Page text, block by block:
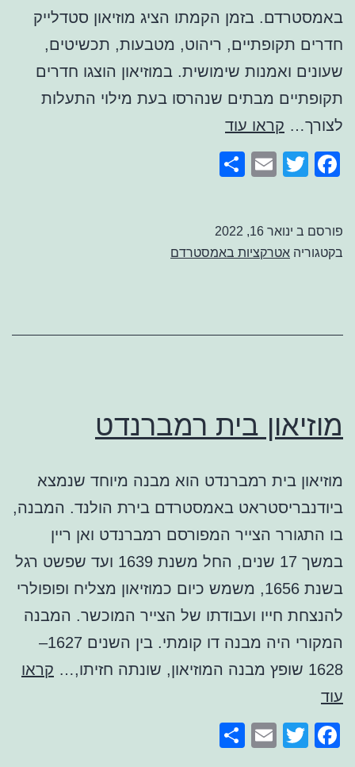
באמסטרדם. בזמן הקמתו הציג מוזיאון סטדלייק
חדרים תקופתיים, ריהוט, מטבעות, תכשיטים,
שעונים ואמנות שימושית. במוזיאון הוצגו חדרים
תקופתיים מבתים שנהרסו בעת מילוי התעלות
לצורך… קראו עודמוזיאון
סטדלייק
אמסטרדםFacebook
Twitter
Email
פורסם ב ינואר 16, 2022
בקטגוריה אטרקציות באמסטרדם
מוזיאון בית רמברנדט
מוזיאון בית רמברנדט הוא מבנה מיוחד שנמצא
ביודנבריסטראט באמסטרדם בירת הולנד. המבנה,
בו התגורר הצייר המפורסם רמברנדט ואן ריין
במשך 17 שנים, החל משנת 1639 ועד שפשט רגל
בשנת 1656, משמש כיום כמוזיאון מצליח ופופולרי
להנצחת חייו ועבודתו של הצייר המוכשר. המבנה
המקורי היה מבנה דו קומתי. בין השנים 1627–
1628 שופץ מבנה המוזיאון, שונתה חזיתו,…
קראו
עודמוזיאון
בית
רמברנדט
Facebook
Twitter
Email